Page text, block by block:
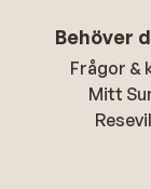
Behöver
Frågor &
Mitt